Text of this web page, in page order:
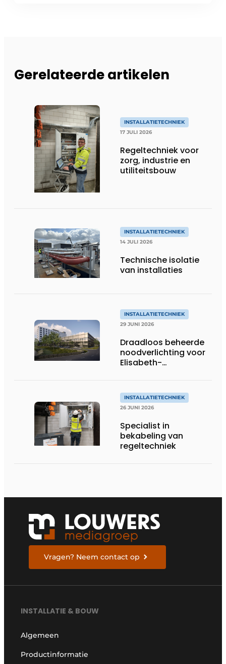
Gerelateerde artikelen
INSTALLATIETECHNIEK
17 JULI 2026
Regeltechniek voor
zorg, industrie en
utiliteitsbouw
INSTALLATIETECHNIEK
14 JULI 2026
Technische isolatie
van installaties
INSTALLATIETECHNIEK
29 JUNI 2026
Draadloos beheerde
noodverlichting voor
Elisabeth-
INSTALLATIETECHNIEK
26 JUNI 2026
Specialist in
bekabeling van
regeltechniek
Vragen? Neem contact op
INSTALLATIE & BOUW
Algemeen
Productinformatie